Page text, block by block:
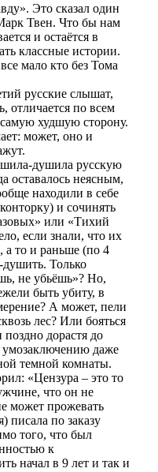
Это сказал один
Твен. Что бы нам
и остаётся в
классные истории.
мало кто без Тома
русские слышат,
отличается по всем
худшую сторону.
может, оно и
душила русскую
оставалось неясным,
находили в себе
и сочинять
или «Тихий
если знали, что их
а то и раньше (по 4
Только
не убьёшь»? Но,
быть убиту, в
А может, пели
лес? Или бояться
дорастя до
даже
темной комнаты.
«Цензура – это то
что он не
может прожевать
писала по заказу
того, что был
к
начал в 9 лет и так и